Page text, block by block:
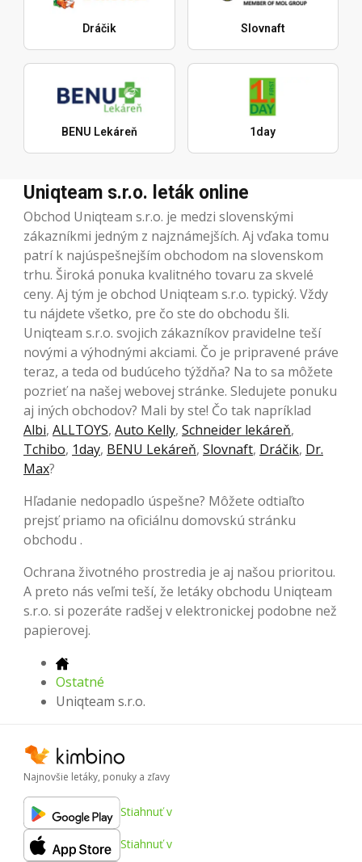
Dráčik Slovnaft
BENU Lekáreň 1day
Uniqteam s.r.o. leták online
Obchod Uniqteam s.r.o. je medzi slovenskými
zákazníkmi jedným z najznámejších. Aj vďaka tomu
patrí k najúspešnejším obchodom na slovenskom
trhu. Široká ponuka kvalitného tovaru za skvelé
ceny. Aj tým je obchod Uniqteam s.r.o. typický. Vždy
tu nájdete všetko, pre čo ste do obchodu šli.
Uniqteam s.r.o. svojich zákazníkov pravidelne teší
novými a výhodnými akciami. Čo je pripravené práve
teraz, a teda od budúceho týždňa? Na to sa môžete
pozrieť na našej webovej stránke. Sledujete ponuku
aj iných obchodov? Mali by ste! Čo tak napríklad
Albi, ALLTOYS, Auto Kelly, Schneider lekáreň,
Tchibo, 1day, BENU Lekáreň, Slovnaft, Dráčik, Dr.
Max?
Hľadanie nedopadlo úspešne? Môžete odtiaľto
prejsť priamo na oficiálnu domovskú stránku
obchodu .
Ochrana životného prostredia je aj našou prioritou.
A preto nás veľmi teší, že letáky obchodu Uniqteam
s.r.o. si pozeráte radšej v elektronickej podobne než
papierovej.
Ostatné
Uniqteam s.r.o.
Najnovšie letáky, ponuky a zľavy
Stiahnuť v
Stiahnuť v